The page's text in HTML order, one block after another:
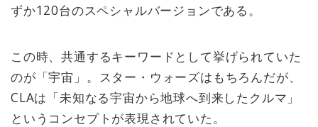
ずか120台のスペシャルバージョンである。
この時、共通するキーワードとして挙げられていた
のが「宇宙」。スター・ウォーズはもちろんだが、
CLAは「未知なる宇宙から地球へ到来したクルマ」
というコンセプトが表現されていた。